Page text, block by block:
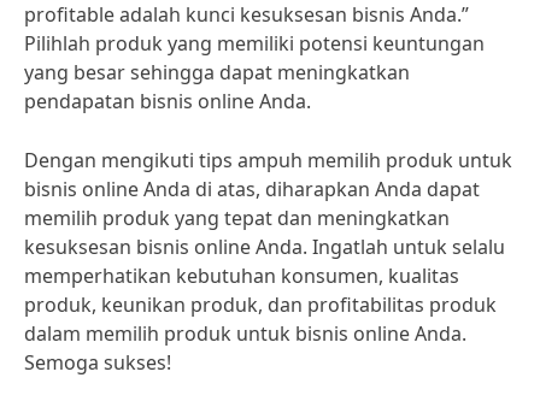
profitable adalah kunci kesuksesan bisnis Anda.”
Pilihlah produk yang memiliki potensi keuntungan
yang besar sehingga dapat meningkatkan
pendapatan bisnis online Anda.
Dengan mengikuti tips ampuh memilih produk untuk
bisnis online Anda di atas, diharapkan Anda dapat
memilih produk yang tepat dan meningkatkan
kesuksesan bisnis online Anda. Ingatlah untuk selalu
memperhatikan kebutuhan konsumen, kualitas
produk, keunikan produk, dan profitabilitas produk
dalam memilih produk untuk bisnis online Anda.
Semoga sukses!